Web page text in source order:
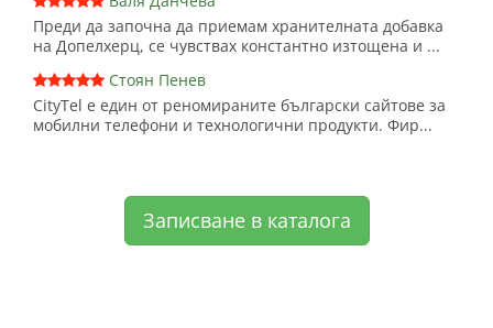
Преди да започна да приемам хранителната добавка
на Допелхерц, се чувствах константно изтощена и ...
Стоян Пенев
CityTel е един от реномираните български сайтове за
мобилни телефони и технологични продукти. Фир...
Записване в каталога